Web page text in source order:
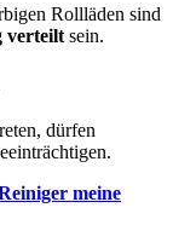
Rollläden sind
verteilt sein.
dürfen
meine